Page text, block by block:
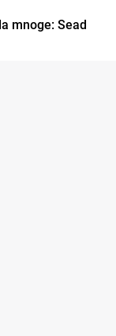
mnoge: Sead